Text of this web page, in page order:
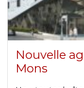
Nouvelle
Mons